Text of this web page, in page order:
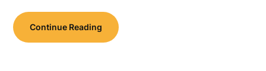
Continue Reading